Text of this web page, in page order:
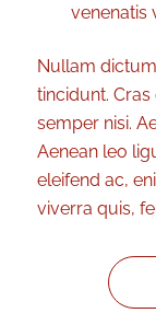
venenatis
Nullam
tincidunt.
semper nisi.
Aenean leo
eleifend ac,
viverra quis,